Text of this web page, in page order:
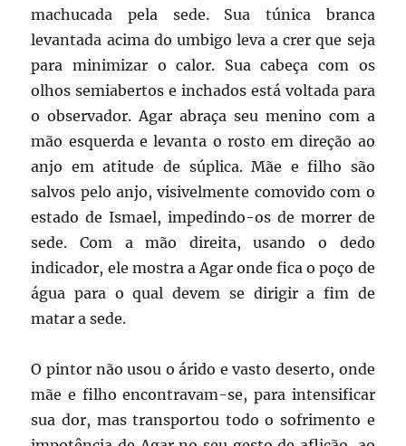
machucada pela sede. Sua túnica branca
levantada acima do umbigo leva a crer que seja
para minimizar o calor. Sua cabeça com os
olhos semiabertos e inchados está voltada para
o observador. Agar abraça seu menino com a
mão esquerda e levanta o rosto em direção ao
anjo em atitude de súplica. Mãe e filho são
salvos pelo anjo, visivelmente comovido com o
estado de Ismael, impedindo-os de morrer de
sede. Com a mão direita, usando o dedo
indicador, ele mostra a Agar onde fica o poço de
água para o qual devem se dirigir a fim de
matar a sede.
O pintor não usou o árido e vasto deserto, onde
mãe e filho encontravam-se, para intensificar
sua dor, mas transportou todo o sofrimento e